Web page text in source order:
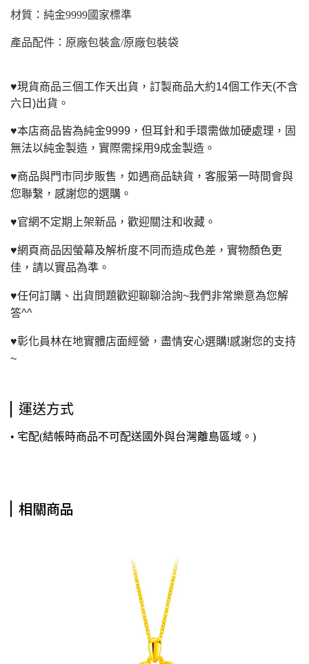
材質：純金9999國家標準
產品配件：原廠包裝盒/原廠包裝袋
♥現貨商品三個工作天出貨，訂製商品大約14個工作天(不含
六日)出貨。
♥本店商品皆為純金9999，但耳針和手環需做加硬處理，固
無法以純金製造，實際需採用9成金製造。
♥商品與門市同步販售，如遇商品缺貨，客服第一時間會與
您聯繫，感謝您的選購。
♥官網不定期上架新品，歡迎關注和收藏。
♥網頁商品因螢幕及解析度不同而造成色差，實物顏色更
佳，請以實品為準。
♥任何訂購、出貨問題歡迎聊聊洽詢~我們非常樂意為您解
答^^
♥彰化員林在地實體店面經營，盡情安心選購!感謝您的支持
~
運送方式
• 宅配(結帳時商品不可配送國外與台灣離島區域。)
相關商品